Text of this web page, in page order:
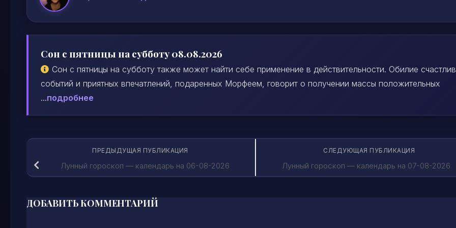
Сон с пятницы на субботу 08.08.2026
Сон с пятницы на субботу также может найти себе применение в действительности. Обилие
событий и приятных впечатлений, подаренных Морфеем, говорит о получении массы положительных
...подробнее
СЛЕДУЮЩАЯ ПУБЛИКАЦИЯ
Лунный гороскоп — календарь на 07-08-2026
ПРЕДЫДУЩАЯ ПУБЛИКАЦИЯ
Лунный гороскоп — календарь на 06-08-2026
ДОБАВИТЬ КОММЕНТАРИЙ